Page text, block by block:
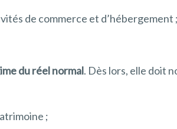
de commerce et d’hébergement ;
du réel normal. Dès lors, elle doit
;